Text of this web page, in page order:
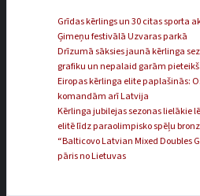
Grīdas kērlings un 30 citas sporta
Ģimeņu festivālā Uzvaras parkā
Drīzumā sāksies jaunā kērlinga
grafiku un nepalaid garām
Eiropas kērlinga elite paplašinās:
komandām arī Latvija
Kērlinga jubilejas sezonas lielākie
elitē līdz paraolimpisko spēļu
“Balticovo Latvian Mixed Doubles
pāris no Lietuvas